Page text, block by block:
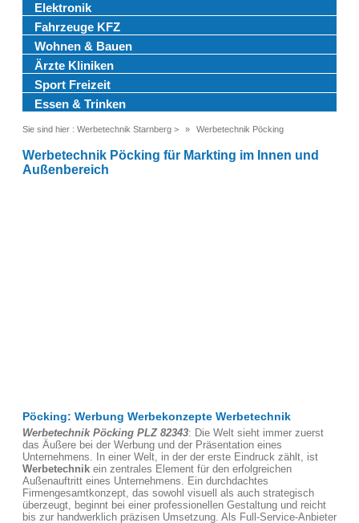
Elektronik
Fahrzeuge KFZ
Wohnen & Bauen
Ärzte Kliniken
Sport Freizeit
Essen & Trinken
Sie sind hier : Werbetechnik Starnberg > Werbetechnik Pöcking
Werbetechnik Pöcking für Markting im Innen und
Außenbereich
Pöcking: Werbung Werbekonzepte Werbetechnik
Werbetechnik Pöcking PLZ 82343: Die Welt sieht immer zuerst
das Äußere bei der Werbung und der Präsentation eines
Unternehmens. In einer Welt, in der der erste Eindruck zählt, ist
Werbetechnik ein zentrales Element für den erfolgreichen
Außenauftritt eines Unternehmens. Ein durchdachtes
Firmengesamtkonzept, das sowohl visuell als auch strategisch
überzeugt, beginnt bei einer professionellen Gestaltung und reicht
bis zur handwerklich präzisen Umsetzung. Als Full-Service-Anbieter